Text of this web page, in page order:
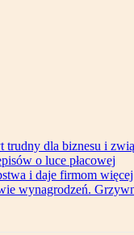
trudny dla biznesu i
o luce płacowej
i daje firmom więcej
wynagrodzeń.